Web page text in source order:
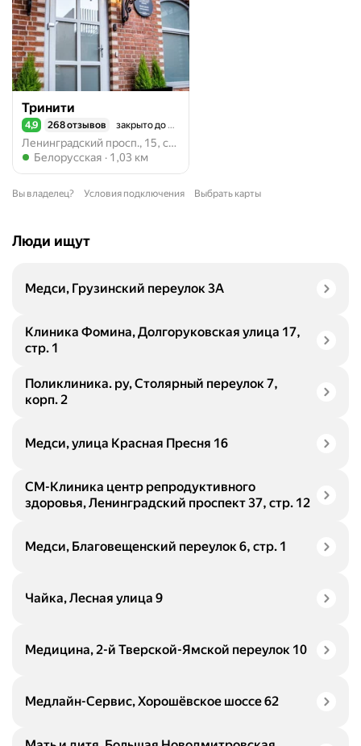
Тринити
Рейтинг 4,9 из 5
4,9 268 отзывов закрыто до 10:00
Ленинградский просп., 15, стр. 2, Москва
Метро Белорусская
Белорусская 1,03 км
Вы владелец? Условия подключения Выбрать карты
Люди ищут
Медси, Грузинский переулок 3А
Клиника Фомина, Долгоруковская улица 17,
стр. 1
Поликлиника. ру, Столярный переулок 7,
корп. 2
Медси, улица Красная Пресня 16
СМ-Клиника центр репродуктивного
здоровья, Ленинградский проспект 37, стр. 12
Медси, Благовещенский переулок 6, стр. 1
Чайка, Лесная улица 9
Медицина, 2-й Тверской-Ямской переулок 10
Медлайн-Сервис, Хорошёвское шоссе 62